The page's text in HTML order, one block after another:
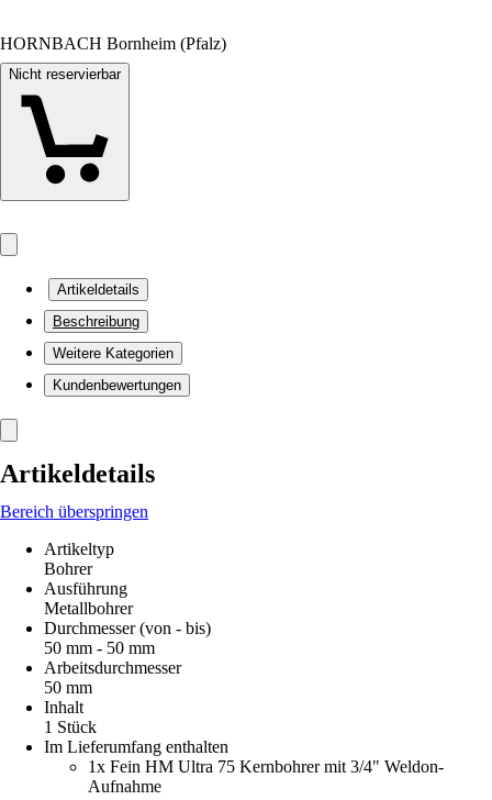
HORNBACH Bornheim (Pfalz)
Nicht reservierbar
Artikeldetails
Beschreibung
Weitere Kategorien
Kundenbewertungen
Artikeldetails
Bereich überspringen
Artikeltyp
Bohrer
Ausführung
Metallbohrer
Durchmesser (von - bis)
50 mm - 50 mm
Arbeitsdurchmesser
50 mm
Inhalt
1 Stück
Im Lieferumfang enthalten
1x Fein HM Ultra 75 Kernbohrer mit 3/4" Weldon-
Aufnahme